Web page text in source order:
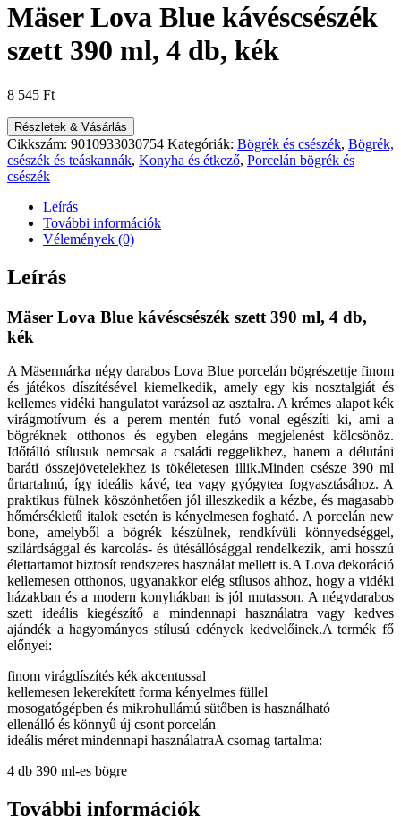
Mäser Lova Blue kávéscsészék
szett 390 ml, 4 db, kék
8 545 Ft
Részletek & Vásárlás
Cikkszám: 9010933030754 Kategóriák: Bögrék és csészék, Bögrék,
csészék és teáskannák, Konyha és étkező, Porcelán bögrék és
csészék
Leírás
További információk
Vélemények (0)
Leírás
Mäser Lova Blue kávéscsészék szett 390 ml, 4 db,
kék
A Mäsermárka négy darabos Lova Blue porcelán bögrészettje finom
és játékos díszítésével kiemelkedik, amely egy kis nosztalgiát és
kellemes vidéki hangulatot varázsol az asztalra. A krémes alapot kék
virágmotívum és a perem mentén futó vonal egészíti ki, ami a
bögréknek otthonos és egyben elegáns megjelenést kölcsönöz.
Időtálló stílusuk nemcsak a családi reggelikhez, hanem a délutáni
baráti összejövetelekhez is tökéletesen illik.Minden csésze 390 ml
űrtartalmú, így ideális kávé, tea vagy gyógytea fogyasztásához. A
praktikus fülnek köszönhetően jól illeszkedik a kézbe, és magasabb
hőmérsékletű italok esetén is kényelmesen fogható. A porcelán new
bone, amelyből a bögrék készülnek, rendkívüli könnyedséggel,
szilárdsággal és karcolás- és ütésállósággal rendelkezik, ami hosszú
élettartamot biztosít rendszeres használat mellett is.A Lova dekoráció
kellemesen otthonos, ugyanakkor elég stílusos ahhoz, hogy a vidéki
házakban és a modern konyhákban is jól mutasson. A négydarabos
szett ideális kiegészítő a mindennapi használatra vagy kedves
ajándék a hagyományos stílusú edények kedvelőinek.A termék fő
előnyei:
finom virágdíszítés kék akcentussal
kellemesen lekerekített forma kényelmes füllel
mosogatógépben és mikrohullámú sütőben is használható
ellenálló és könnyű új csont porcelán
ideális méret mindennapi használatraA csomag tartalma:
4 db 390 ml-es bögre
További információk